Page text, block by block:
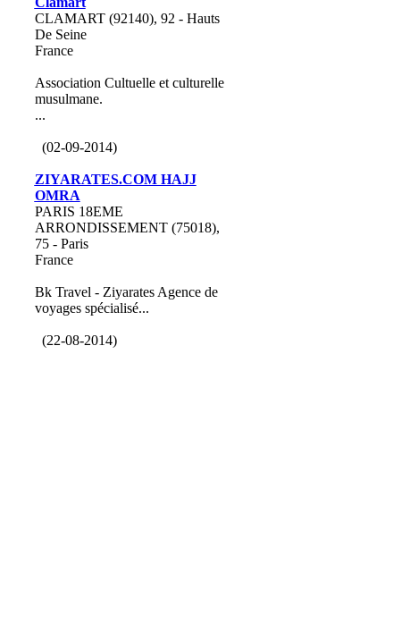
CLAMART (92140), 92 - Hauts
De Seine
France
Association Cultuelle et culturelle
musulmane.
...
(02-09-2014)
ZIYARATES.COM HAJJ
OMRA
PARIS 18EME
ARRONDISSEMENT (75018),
75 - Paris
France
Bk Travel - Ziyarates Agence de
voyages spécialisé...
(22-08-2014)